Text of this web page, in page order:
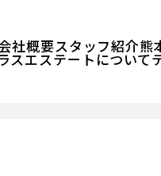
社概要スタッフ紹介熊
スエステートについて